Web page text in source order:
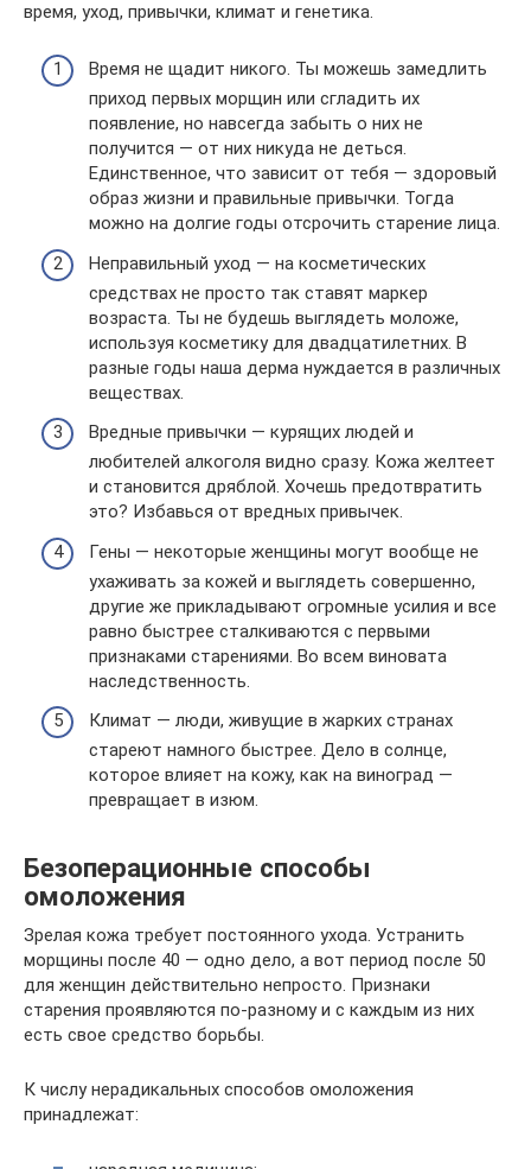
время, уход, привычки, климат и генетика.
Время не щадит никого. Ты можешь замедлить
приход первых морщин или сгладить их
появление, но навсегда забыть о них не
получится — от них никуда не деться.
Единственное, что зависит от тебя — здоровый
образ жизни и правильные привычки. Тогда
можно на долгие годы отсрочить старение лица.
Неправильный уход — на косметических
средствах не просто так ставят маркер
возраста. Ты не будешь выглядеть моложе,
используя косметику для двадцатилетних. В
разные годы наша дерма нуждается в различных
веществах.
Вредные привычки — курящих людей и
любителей алкоголя видно сразу. Кожа желтеет
и становится дряблой. Хочешь предотвратить
это? Избавься от вредных привычек.
Гены — некоторые женщины могут вообще не
ухаживать за кожей и выглядеть совершенно,
другие же прикладывают огромные усилия и все
равно быстрее сталкиваются с первыми
признаками старениями. Во всем виновата
наследственность.
Климат — люди, живущие в жарких странах
стареют намного быстрее. Дело в солнце,
которое влияет на кожу, как на виноград —
превращает в изюм.
Безоперационные способы
омоложения
Зрелая кожа требует постоянного ухода. Устранить
морщины после 40 — одно дело, а вот период после 50
для женщин действительно непросто. Признаки
старения проявляются по-разному и с каждым из них
есть свое средство борьбы.
К числу нерадикальных способов омоложения
принадлежат: